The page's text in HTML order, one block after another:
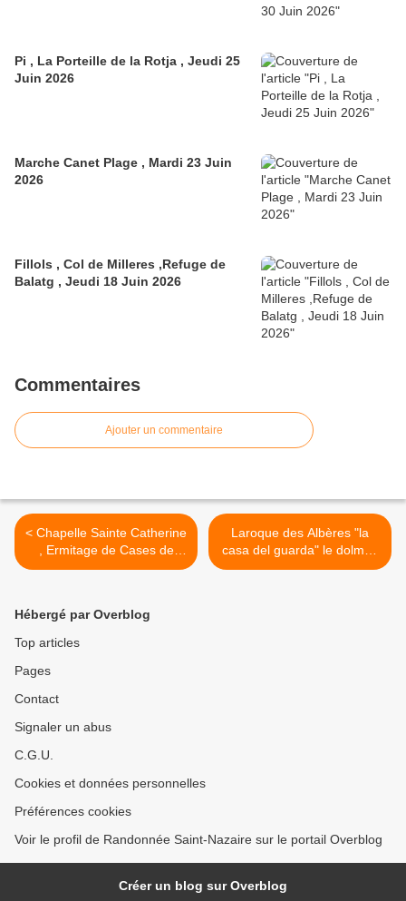
Pi , La Porteille de la Rotja , Jeudi 25
Juin 2026
Marche Canet Plage , Mardi 23 Juin
2026
Fillols , Col de Milleres ,Refuge de
Balatg , Jeudi 18 Juin 2026
Commentaires
Ajouter un commentaire
< Chapelle Sainte Catherine
, Ermitage de Cases de
Pene Jeudi 20 Octobre
Laroque des Albères "la
casa del guarda" le dolmen
la Balma del Moro Jeudi 27
Hébergé par Overblog
Top articles
Pages
Contact
Signaler un abus
C.G.U.
Cookies et données personnelles
Préférences cookies
Voir le profil de Randonnée Saint-Nazaire sur le portail Overblog
Créer un blog sur Overblog